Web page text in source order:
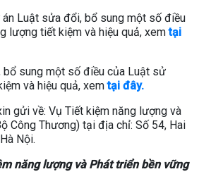
án Luật sửa đổi, bổ sung một số điều
lượng tiết kiệm và hiệu quả, xemtại
sung một số điều của Luật sử
và hiệu quả, xemtại đây.
gửi về: Vụ Tiết kiệm năng lượng và
Công Thương) tại địa chỉ: Số 54, Hai
Nội.
năng lượng và Phát triển bền vững